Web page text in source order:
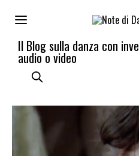
Il Blog sulla danza con
audio o video